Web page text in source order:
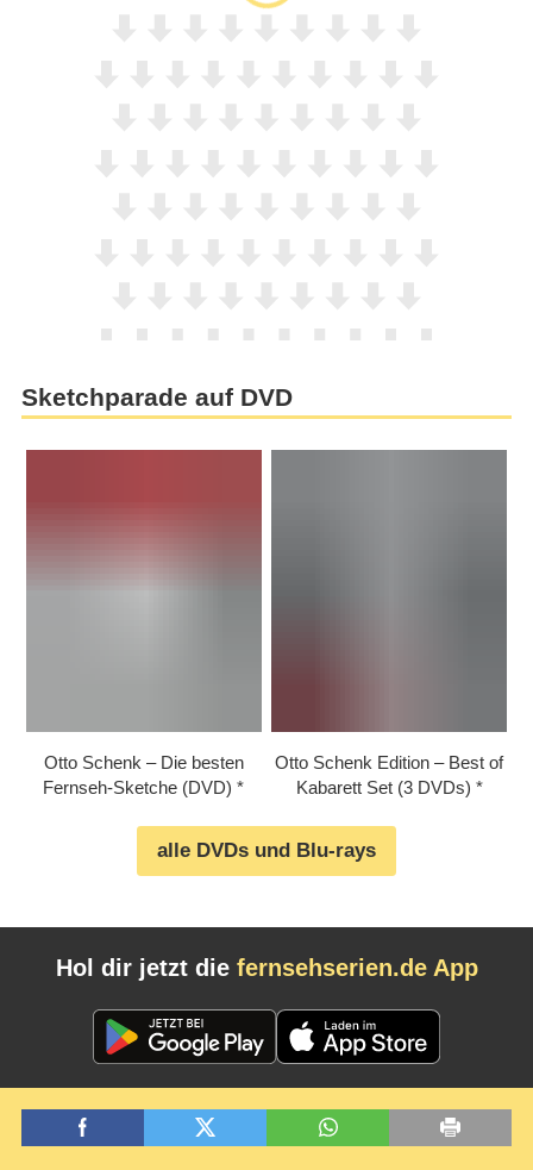
Sketchparade auf DVD
Otto Schenk – Die besten
Fernseh-Sketche (DVD)
Otto Schenk Edition – Best of
Kabarett Set (3 DVDs)
alle DVDs und Blu-rays
Hol dir jetzt die fernsehserien.de App